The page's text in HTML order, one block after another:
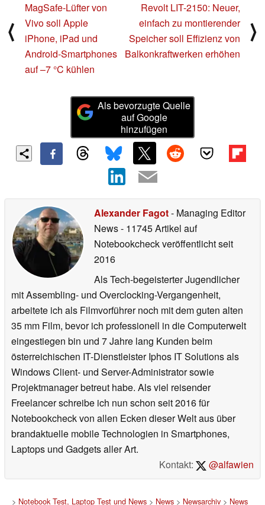
⟨
MagSafe-Lüfter von
Vivo soll Apple
iPhone, iPad und
Android-Smartphones
auf –7 °C kühlen
Revolt LIT-2150: Neuer,
einfach zu montierender
Speicher soll Effizienz von
Balkonkraftwerken erhöhen
⟩
Als bevorzugte Quelle
auf Google
hinzufügen
Alexander Fagot- Managing Editor
News- 11745 Artikel auf
Notebookcheck veröffentlichtseit
2016
Als Tech-begeisterter Jugendlicher
mit Assembling- und Overclocking-Vergangenheit,
arbeitete ich als Filmvorführer noch mit dem guten alten
35 mm Film, bevor ich professionell in die Computerwelt
eingestiegen bin und 7 Jahre lang Kunden beim
österreichischen IT-Dienstleister Iphos IT Solutions als
Windows Client- und Server-Administrator sowie
Projektmanager betreut habe. Als viel reisender
Freelancer schreibe ich nun schon seit 2016 für
Notebookcheck von allen Ecken dieser Welt aus über
brandaktuelle mobile Technologien in Smartphones,
Laptops und Gadgets aller Art.
Kontakt:
@alfawien
> Notebook Test, Laptop Test und News> News> Newsarchiv> News